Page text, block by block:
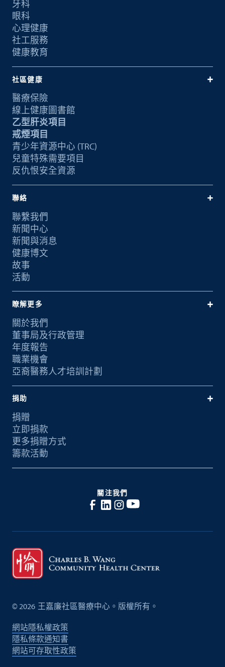
牙科
眼科
心理健康
社工服務
健康教育
社區健康
醫療保險
線上健康圖書館
乙型肝炎項目
戒煙項目
青少年資源中心 (TRC)
兒童特殊需要項目
反仇恨安全資源
聯絡
聯繫我們
新聞中心
新聞與消息
健康博文
故事
活動
瞭解更多
關於我們
董事局及行政管理
年度報告
職業機會
亞裔醫務人才培訓計劃
捐助
捐贈
立即捐款
更多捐贈方式
籌款活動
關注我們
©2026 王嘉廉社區醫療中心。版權所有。
網站隱私權政策
隱私條款通知書
網站可存取性政策